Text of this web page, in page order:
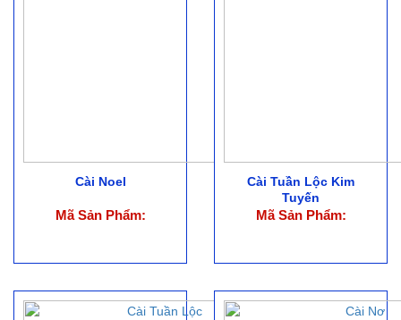
Cài Noel
Mã Sản Phẩm:
Cài Tuần Lộc Kim
Tuyến
Mã Sản Phẩm: